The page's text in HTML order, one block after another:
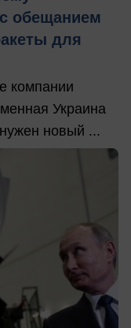
обещанием
для
компании
Украина
новый ...